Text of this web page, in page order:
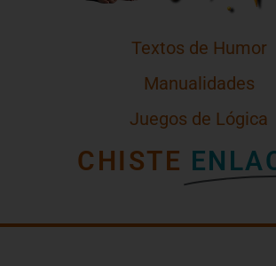
Textos de Humor
Manualidades
Juegos de Lógica
CHISTE